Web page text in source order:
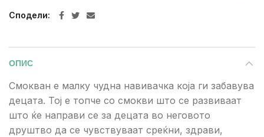
Сподели
ОПИС
Смокван е малку чудна навивачка која ги забавува
децата. Тој е топче со смокви што се развиваат
што ќе направи се за децата во неговото
друштво да се чувствуваат среќни, здрави,